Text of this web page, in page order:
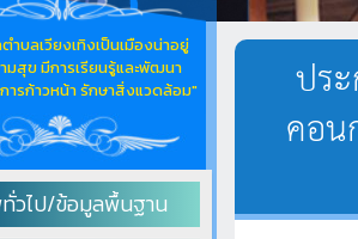
ำบลเวียงเทิงเป็นเมืองน่าอยู่
มสุข มีการเรียนรู้และพัฒนา
ารก้าวหน้า รักษาสิ่งแวดล้อม"
วไป/ข้อมูลพื้นฐาน
ปร
คอน